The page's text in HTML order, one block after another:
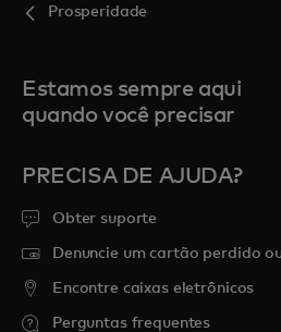
Prosperidade
Estamos sempre aqui
quando você precisar
PRECISA DE AJUDA?
Obter suporte
Denuncie um cartão perdido
Encontre caixas eletrônicos
Perguntas frequentes